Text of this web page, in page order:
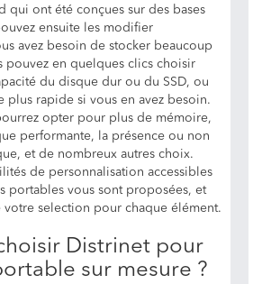
qui ont été conçues sur des bases
ensuite les modifier
avez besoin de stocker beaucoup
pouvez en quelques clics choisir
du disque dur ou du SSD, ou
plus rapide si vous en avez besoin.
opter pour plus de mémoire,
performante, la présence ou non
et de nombreux autres choix.
de personnalisation accessibles
portables vous sont proposées, et
votre selection pour chaque élément.
Distrinet pour
sur mesure ?